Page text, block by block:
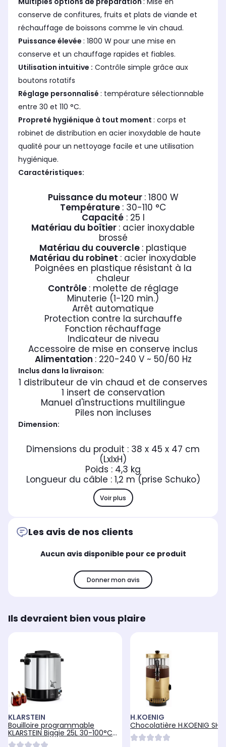
conserve de confitures, fruits et plats de viande et
réchauffage de boissons comme le vin chaud.
Puissance élevée : 1800 W pour une mise en
conserve et un chauffage rapides et fiables.
Utilisation intuitive : Contrôle simple grâce aux
boutons rotatifs
Réglage personnalisé : température sélectionnable
entre 30 et 110 °C.
Propreté hygiénique à tout moment : corps et
robinet de distribution en acier inoxydable de haute
qualité pour un nettoyage facile et une utilisation
hygiénique.
Caractéristiques:
Puissance du moteur : 1800 W
Température : 30-110 °C
Capacité: 25 l
Matériau du boîtier : acier inoxydable
brossé
Matériau du couvercle : plastique
Matériau du robinet : acier inoxydable
Poignées en plastique résistant à la
chaleur
Contrôle : molette de réglage
Minuterie (1-120 min.)
Arrêt automatique
Protection contre la surchauffe
Fonction réchauffage
Indicateur de niveau
Accessoire de mise en conserve inclus
Alimentation : 220-240 V ~ 50/60 Hz
Inclus dans la livraison:
1 distributeur de vin chaud et de conserves
1 insert de conservation
Manuel d'instructions multilingue
Piles non incluses
Dimension:
Dimensions du produit : 38 x 45 x 47 cm
(LxlxH)
Poids : 4,3 kg
Longueur du câble : 1,2 m (prise Schuko)
Voir plus
Les avis de nos clients
Aucun avis disponible pour ce produit
Donner mon avis
Ils devraient bien vous plaire
KLARSTEIN
Bouilloire programmable
KLARSTEIN Biggie 25L 30-100°C
2000W Inox
H.KOENIG
Chocolatière H.KOENIG